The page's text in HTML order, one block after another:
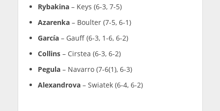
Rybakina– Keys (6-3, 7-5)
Azarenka– Boulter (7-5, 6-1)
García– Gauff (6-3, 1-6, 6-2)
Collins– Cirstea (6-3, 6-2)
Pegula– Navarro (7-6(1), 6-3)
Alexandrova– Swiatek (6-4, 6-2)